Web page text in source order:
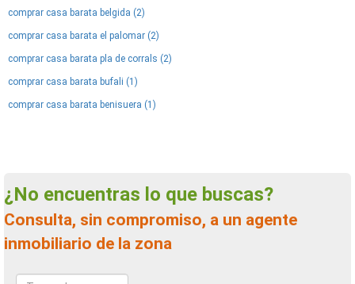
comprar casa barata belgida (2)
comprar casa barata el palomar (2)
comprar casa barata pla de corrals (2)
comprar casa barata bufali (1)
comprar casa barata benisuera (1)
¿No encuentras lo que buscas?
Consulta, sin compromiso, a un agente
inmobiliario de la zona